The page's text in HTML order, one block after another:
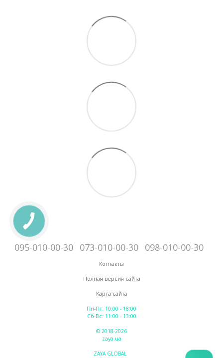
095-010-00-30 073-010-00-30 098-010-00-30
Контакты
Полная версия сайта
Карта сайта
Пн-Пт: 10:00 - 18:00
Сб-Вс: 11:00 - 13:00
© 2018-2026
zaya.ua
ZAYA GLOBAL